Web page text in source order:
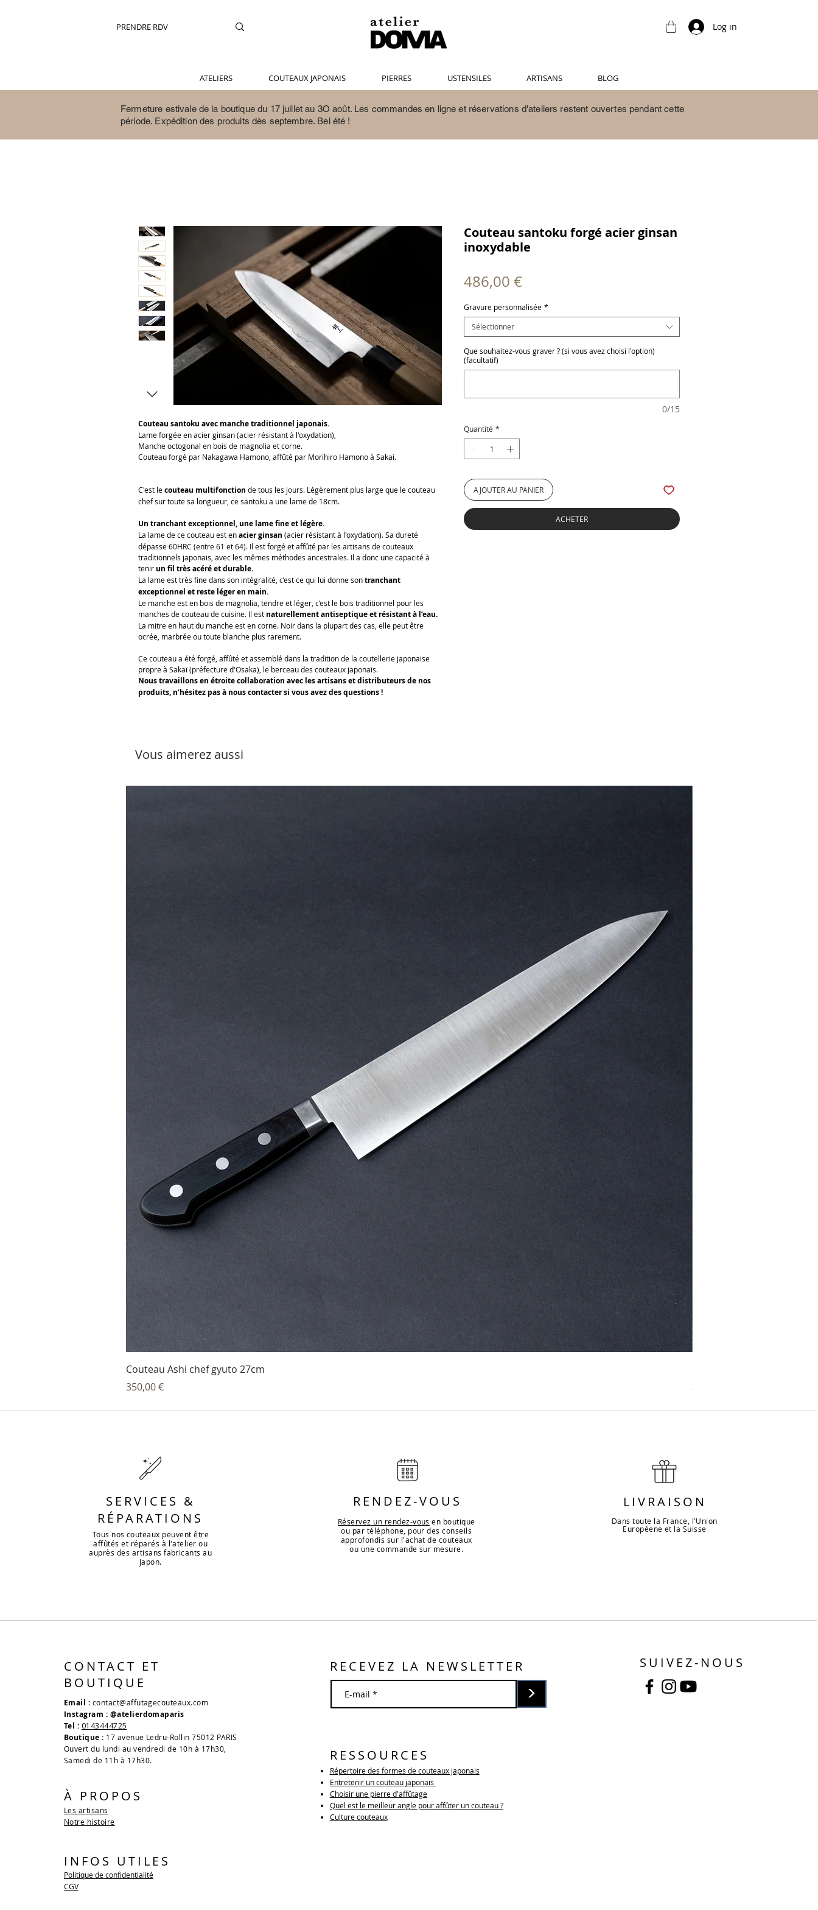
PRENDRE RDV Log in
ATELIERS COUTEAUX JAPONAIS PIERRES USTENSILES ARTISANS BLOG
Fermeture estivale de la boutique du 17 juillet au 3O août. Les commandes en ligne et réservations d'ateliers restent ouvertes pendant cette
période. Expédition des produits dès septembre. Bel été !
Couteau santoku avec manche traditionnel japonais.
Lame forgée en acier ginsan (acier résistant à l'oxydation),
Manche octogonal en bois de magnolia et corne.
Couteau forgé par Nakagawa Hamono, affûté par Morihiro Hamono à Sakai.
C'est lecouteau multifonction de tous les jours. Légèrement plus large que le couteau
chef sur toute sa longueur, ce santoku a une lame de 18cm.
Un tranchant exceptionnel, une lame fine et légère.
La lame de ce couteau est enacier ginsan (acier résistant à l'oxydation). Sa dureté
dépasse 60HRC (entre 61 et 64). Il est forgé et affûté par les artisans de couteaux
traditionnels japonais, avec les mêmes méthodes ancestrales. Il a donc une capacité à
tenirun fil très acéré et durable.
La lame est très fine dans son intégralité, c’est ce qui lui donne sontranchant
exceptionnel et reste léger en main.
Le manche est en bois de magnolia, tendre et léger, c’est le bois traditionnel pour les
manches de couteau de cuisine. Il est naturellement antiseptique et résistant à l’eau.
La mitre en haut du manche est en corne. Noir dans la plupart des cas, elle peut être
ocrée, marbrée ou toute blanche plus rarement.
Ce couteau a été forgé, affûté et assemblé dans la tradition de la coutellerie japonaise
propre à Sakaï (préfecture d'Osaka), le berceau des couteaux japonais.
Nous travaillons en étroite collaboration avec les artisans et distributeurs de nos
produits, n'hésitez pas à nous contacter si vous avez des questions !
Couteau santoku forgé acier ginsan
inoxydable
486,00 €Prix
Gravure personnalisée *
Sélectionner
Que souhaitez-vous graver ? (si vous avez choisi l'option)
(facultatif)
0/15
Quantité *
AJOUTER AU PANIER
ACHETER
Vous aimerez aussi
Couteau Ashi chef gyuto 27cm
Prix
350,00 €
Prix
344,00 €
SERVICES &
RÉPARATIONS
Tous nos couteaux peuvent être
affûtés et réparés à l'atelier ou
auprès des artisans fabricants au
Japon.
RENDEZ-VOUS
Réservez un rendez-vous en boutique
ou par téléphone, pour des conseils
approfondis sur l'achat de couteaux
ou une commande sur mesure.
LIVRAISON
Dans toute la France, l'Union
Européene et la Suisse
CONTACT ET
BOUTIQUE
Email : contact@affutagecouteaux.com
Instagram : @atelierdomaparis
Tel : 0143444725
Boutique : 17 avenue Ledru-Rollin 75012 PARIS
Ouvert du lundi au vendredi de 10h à 17h30,
Samedi de 11h à 17h30.
À PROPOS
Les artisans
Notre histoire
INFOS UTILES
Politique de confidentialité
CGV
RECEVEZ LA NEWSLETTER
>
RESSOURCES
Répertoire des formes de couteaux japonais
Entretenir un couteau japonais
Choisir une pierre d'affûtage
Quel est le meilleur angle pour affûter un couteau ?
Culture couteaux
SUIVEZ-NOUS